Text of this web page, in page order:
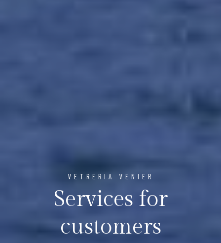
VETRERIA VENIER
Services for
customers